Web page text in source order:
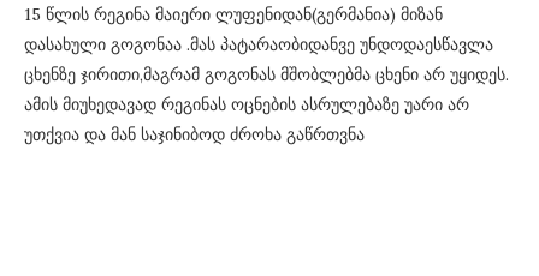
15 წლის რეგინა მაიერი ლუფენიდან(გერმანია) მიზან
დასახული გოგონაა .მას პატარაობიდანვე უნდოდაესწავლა
ცხენზე ჯირითი,მაგრამ გოგონას მშობლებმა ცხენი არ უყიდეს.
ამის მიუხედავად რეგინას ოცნების ასრულებაზე უარი არ
უთქვია და მან საჯინიბოდ ძროხა გაწრთვნა